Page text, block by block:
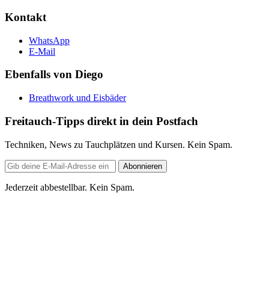
Kontakt
WhatsApp
E-Mail
Ebenfalls von Diego
Breathwork und Eisbäder
Freitauch-Tipps direkt in dein Postfach
Techniken, News zu Tauchplätzen und Kursen. Kein Spam.
E-
Mail-
Adresse
Abonnieren
Jederzeit abbestellbar. Kein Spam.